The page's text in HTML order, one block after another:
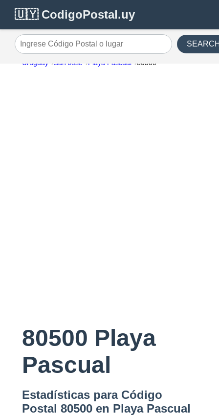
🇺🇾 CodigoPostal.uy
Ingrese Código Postal o lugar
Uruguay San Jose Playa Pascual 80500
80500 Playa
Pascual
Estadísticas para Código
Postal 80500 en Playa Pascual